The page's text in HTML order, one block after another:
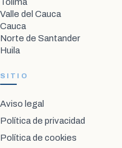
Valle del Cauca
Cauca
Norte de Santander
Huila
SITIO
Aviso legal
Política de privacidad
Política de cookies